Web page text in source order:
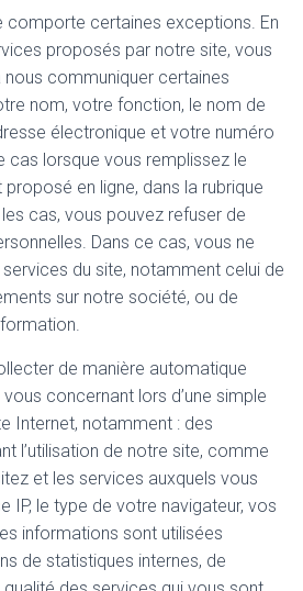
comporte certaines exceptions. En
proposés par notre site, vous
communiquer certaines
nom, votre fonction, le nom de
électronique et votre numéro
cas lorsque vous remplissez le
en ligne, dans la rubrique
cas, vous pouvez refuser de
Dans ce cas, vous ne
du site, notamment celui de
sur notre société, ou de
de manière automatique
concernant lors d’une simple
Internet, notamment : des
l’utilisation de notre site, comme
et les services auxquels vous
IP, le type de votre navigateur, vos
informations sont utilisées
de statistiques internes, de